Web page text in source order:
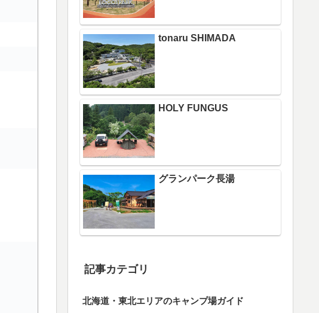
tonaru SHIMADA
HOLY FUNGUS
グランパーク長湯
記事カテゴリ
北海道・東北エリアのキャンプ場ガイド